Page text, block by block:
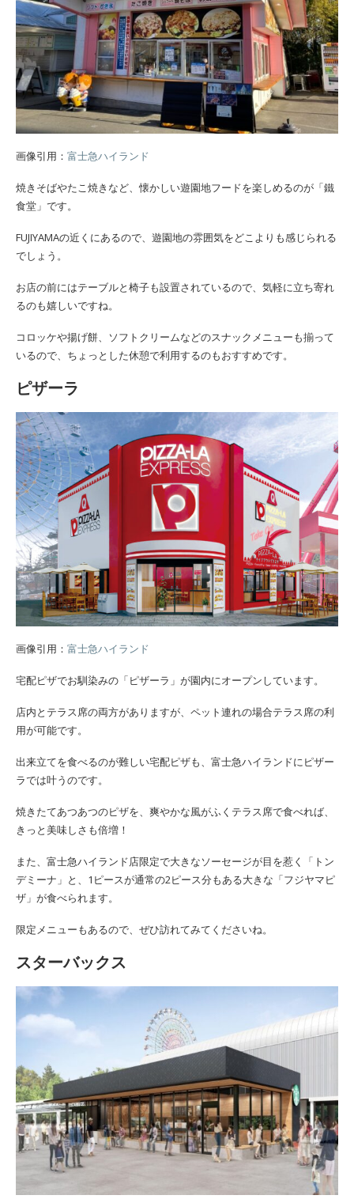
画像引用： 富士急ハイランド
焼きそばやたこ焼きなど、懐かしい遊園地フードを楽しめるのが「鐵
食堂」です。
FUJIYAMAの近くにあるので、遊園地の雰囲気をどこよりも感じられる
でしょう。
お店の前にはテーブルと椅子も設置されているので、気軽に立ち寄れ
るのも嬉しいですね。
コロッケや揚げ餅、ソフトクリームなどのスナックメニューも揃って
いるので、ちょっとした休憩で利用するのもおすすめです。
ピザーラ
画像引用： 富士急ハイランド
宅配ピザでお馴染みの「ピザーラ」が園内にオープンしています。
店内とテラス席の両方がありますが、ペット連れの場合テラス席の利
用が可能です。
出来立てを食べるのが難しい宅配ピザも、富士急ハイランドにピザー
ラでは叶うのです。
焼きたてあつあつのピザを、爽やかな風がふくテラス席で食べれば、
きっと美味しさも倍増！
また、富士急ハイランド店限定で大きなソーセージが目を惹く「トン
デミーナ」と、1ピースが通常の2ピース分もある大きな「フジヤマピ
ザ」が食べられます。
限定メニューもあるので、ぜひ訪れてみてくださいね。
スターバックス